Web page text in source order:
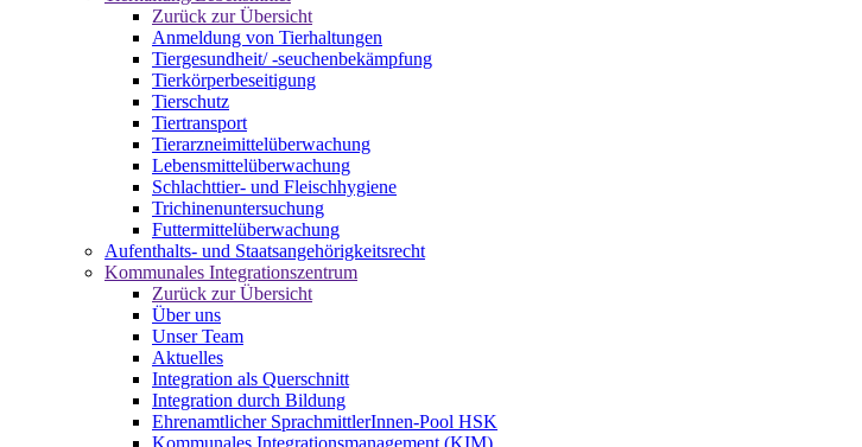
Zurück zur Übersicht
Anmeldung von Tierhaltungen
Tiergesundheit/ -seuchenbekämpfung
Tierkörperbeseitigung
Tierschutz
Tiertransport
Tierarzneimittelüberwachung
Lebensmittelüberwachung
Schlachttier- und Fleischhygiene
Trichinenuntersuchung
Futtermittelüberwachung
Aufenthalts- und Staatsangehörigkeitsrecht
Kommunales Integrationszentrum
Zurück zur Übersicht
Über uns
Unser Team
Aktuelles
Integration als Querschnitt
Integration durch Bildung
Ehrenamtlicher SprachmittlerInnen-Pool HSK
Kommunales Integrationsmanagement (KIM)